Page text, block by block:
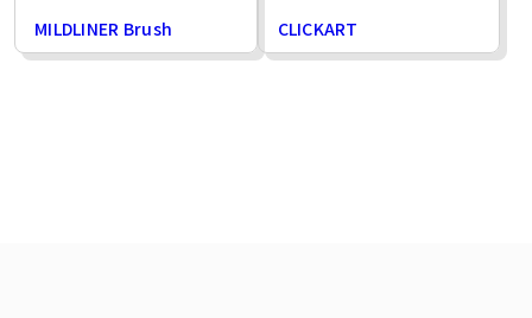
MILDLINER Brush CLICKART